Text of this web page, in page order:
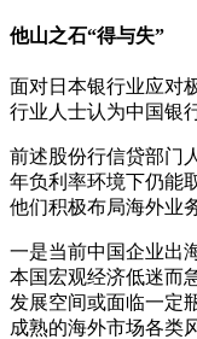
他山之石“得与失”
面对日本银行业应对
行业人士认为中国银
前述股份行信贷部门
年负利率环境下仍能
他们积极布局海外业
一是当前中国企业出
本国宏观经济低迷而
发展空间或面临一定
成熟的海外市场各类